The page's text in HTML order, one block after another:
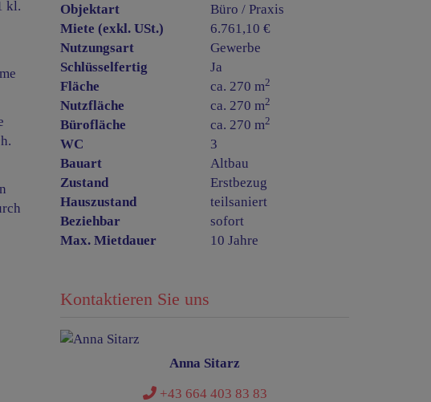
kl.
Objektart
Büro / Praxis
Miete (exkl. USt.)
6.761,10 €
Nutzungsart
Gewerbe
Schlüsselfertig
Ja
Fläche
ca. 270 m2
Nutzfläche ca. 270 m2
Bürofläche ca. 270 m2
WC
3
Bauart
Altbau
Zustand
Erstbezug
Hauszustand
teilsaniert
Beziehbar
sofort
Max. Mietdauer
10 Jahre
Kontaktieren Sie uns
Anna Sitarz
+43 664 403 83 83